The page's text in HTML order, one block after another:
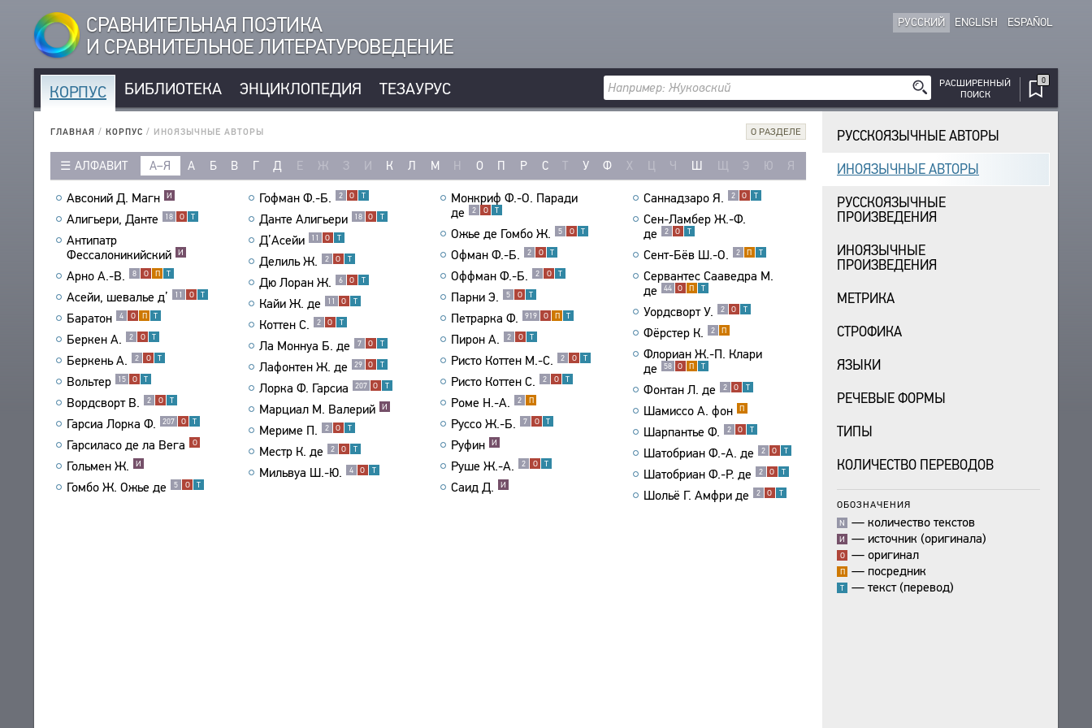
СРАВНИТЕЛЬНАЯ ПОЭТИКА
И СРАВНИТЕЛЬНОЕ ЛИТЕРАТУРОВЕДЕНИЕ
РУССКИЙ ENGLISH ESPAÑOL
КОРПУС БИБЛИОТЕКА ЭНЦИКЛОПЕДИЯ ТЕЗАУРУС
РАСШИРЕННЫЙ
ПОИСК
0
ГЛАВНАЯ / КОРПУС / ИНОЯЗЫЧНЫЕ АВТОРЫ О РАЗДЕЛЕ
АЛФАВИТ А–Я А Б В Г Д Е Ж З И К Л М Н О П Р С Т У Ф Х Ц Ч Ш Щ Э Ю Я
Авсоний Д. Магн И
Алигьери, Данте 18 О Т
Антипатр
Фессалоникийский
И
Арно А.-В. 8 О П Т
Асейи, шевалье д’ 11 О Т
Баратон 4 О П Т
Беркен А. 2 О Т
Беркень А. 2 О Т
Вольтер 15 О Т
Вордсворт В. 2 О Т
Гарсиа Лорка Ф. 207 О Т
Гарсиласо де ла Вега О
Гольмен Ж. И
Гомбо Ж. Ожье де 5 О Т
Гофман Ф.-Б. 2 О Т
Данте Алигьери 18 О Т
Д’Асейи 11 О Т
Делиль Ж. 2 О Т
Дю Лоран Ж. 6 О Т
Кайи Ж. де 11 О Т
Коттен С. 2 О Т
Ла Моннуа Б. де 7 О Т
Лафонтен Ж. де 29 О Т
Лорка Ф. Гарсиа 207 О Т
Марциал М. Валерий И
Мериме П. 2 О Т
Местр К. де 2 О Т
Мильвуа Ш.-Ю. 4 О Т
Монкриф Ф.-О. Паради
де
2 О Т
Ожье де Гомбо Ж. 5 О Т
Офман Ф.-Б. 2 О Т
Оффман Ф.-Б. 2 О Т
Парни Э. 5 О Т
Петрарка Ф. 919 О П Т
Пирон А. 2 О Т
Ристо Коттен М.-С. 2 О Т
Ристо Коттен С. 2 О Т
Роме Н.-А. 2 П
Руссо Ж.-Б. 7 О Т
Руфин И
Руше Ж.-А. 2 О Т
Саид Д. И
Саннадзаро Я. 2 О Т
Сен-Ламбер Ж.-Ф.
де
2 О Т
Сент-Бёв Ш.-О. 2 П Т
Сервантес Сааведра М.
де
44 О П Т
Уордсворт У. 2 О Т
Фёрстер К. 2 П
Флориан Ж.-П. Клари
де
58 О П Т
Фонтан Л. де 2 О Т
Шамиссо А. фон П
Шарпантье Ф. 2 О Т
Шатобриан Ф.-А. де 2 О Т
Шатобриан Ф.-Р. де 2 О Т
Шольё Г. Амфри де 2 О Т
РУССКОЯЗЫЧНЫЕ АВТОРЫ
ИНОЯЗЫЧНЫЕ АВТОРЫ
РУССКОЯЗЫЧНЫЕ
ПРОИЗВЕДЕНИЯ
ИНОЯЗЫЧНЫЕ
ПРОИЗВЕДЕНИЯ
МЕТРИКА
СТРОФИКА
ЯЗЫКИ
РЕЧЕВЫЕ ФОРМЫ
ТИПЫ
КОЛИЧЕСТВО ПЕРЕВОДОВ
ОБОЗНАЧЕНИЯ
N — количество текстов
И — источник (оригинала)
О — оригинал
П — посредник
Т — текст (перевод)
КОРПУС
РУССКОЯЗЫЧНЫЕ ПРОИЗВЕДЕНИЯ
ИНОЯЗЫЧНЫЕ ПРОИЗВЕДЕНИЯ
МЕТРИКА
СТРОФИКА
ЯЗЫКИ
РЕЧЕВЫЕ ФОРМЫ
ТИПЫ
КОЛИЧЕСТВО ПЕРЕВОДОВ
БИБЛИОТЕКА
ТЕКСТЫ
АВТОРЫ
ПРОИЗВЕДЕНИЯ
ИЗДАНИЯ
АВТОРЫ
ЭНЦИКЛОПЕДИЯ
СЛОВНИК
ВСЕ БИОСПРАВКИ
ПОЭТЫ
ПЕРЕВОДЧИКИ
ТЕЗАУРУС
СТРУКТУРА
ПОИСК